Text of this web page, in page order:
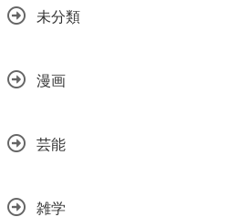
未分類
漫画
芸能
雑学